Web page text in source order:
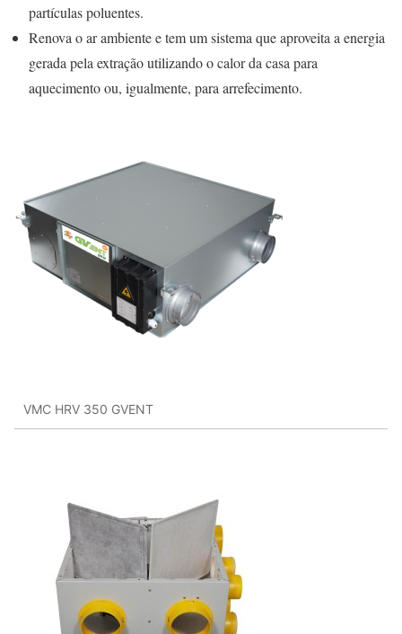
partículas poluentes.
Renova o ar ambiente e tem um sistema que aproveita a energia
gerada pela extração utilizando o calor da casa para
aquecimento ou, igualmente, para arrefecimento.
VMC HRV 350 GVENT